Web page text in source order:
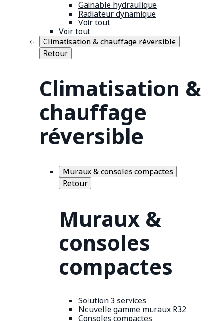
Gainable hydraulique
Radiateur dynamique
Voir tout
Voir tout
Climatisation & chauffage réversible
Retour
Climatisation &
chauffage
réversible
Muraux & consoles compactes
Retour
Muraux &
consoles
compactes
Solution 3 services
Nouvelle gamme muraux R32
Consoles compactes